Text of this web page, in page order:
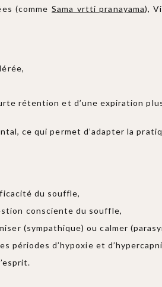
(comme Sama vrtti pranayama),
rétention et d’une expiration
ce qui permet d’adapter la
du souffle,
consciente du souffle,
(sympathique) ou calmer
périodes d’hypoxie et